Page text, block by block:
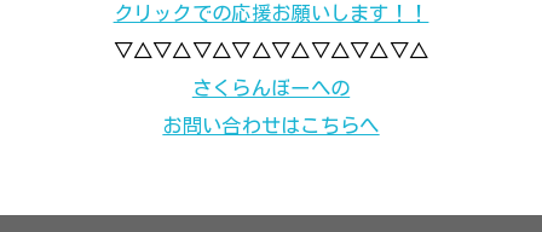
クリックでの応援お願いします！！
▽△▽△▽△▽△▽△▽△▽△▽△
さくらんぼーへの
お問い合わせはこちらへ